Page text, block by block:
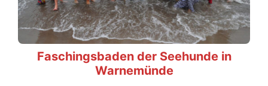
Faschingsbaden der Seehunde in
Warnemünde